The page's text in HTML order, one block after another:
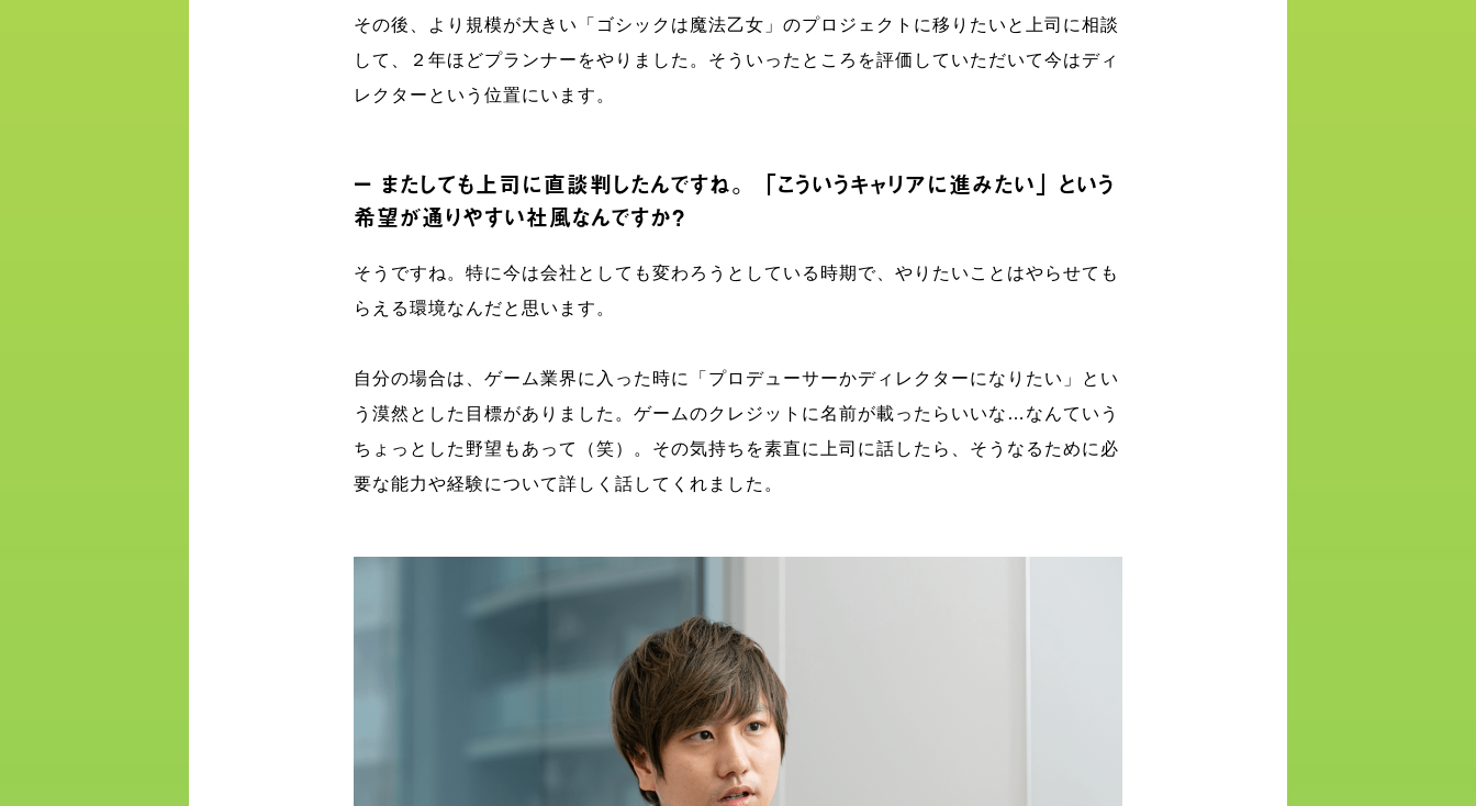
その後、より規模が大きい「ゴシックは魔法乙女」のプロジェクトに移りたいと上司に相談
して、２年ほどプランナーをやりました。そういったところを評価していただいて今はディ
レクターという位置にいます。
ー またしても上司に直談判したんですね。「こういうキャリアに進みたい」という
希望が通りやすい社風なんですか？
そうですね。特に今は会社としても変わろうとしている時期で、やりたいことはやらせても
らえる環境なんだと思います。
自分の場合は、ゲーム業界に入った時に「プロデューサーかディレクターになりたい」とい
う漠然とした目標がありました。ゲームのクレジットに名前が載ったらいいな…なんていう
ちょっとした野望もあって（笑）。その気持ちを素直に上司に話したら、そうなるために必
要な能力や経験について詳しく話してくれました。